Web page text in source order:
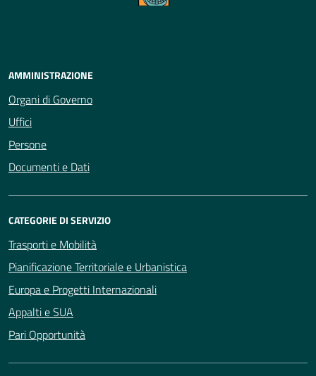
AMMINISTRAZIONE
Organi di Governo
Uffici
Persone
Documenti e Dati
CATEGORIE DI SERVIZIO
Trasporti e Mobilità
Pianificazione Territoriale e Urbanistica
Europa e Progetti Internazionali
Appalti e SUA
Pari Opportunità